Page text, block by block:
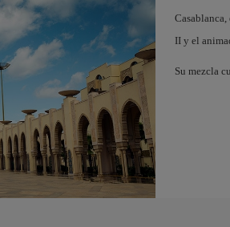
II y el
Su mezcla